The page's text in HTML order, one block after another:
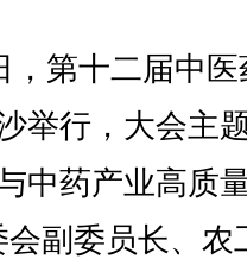
第十二届中医
举行，大会主
中药产业高质
会副委员长、农